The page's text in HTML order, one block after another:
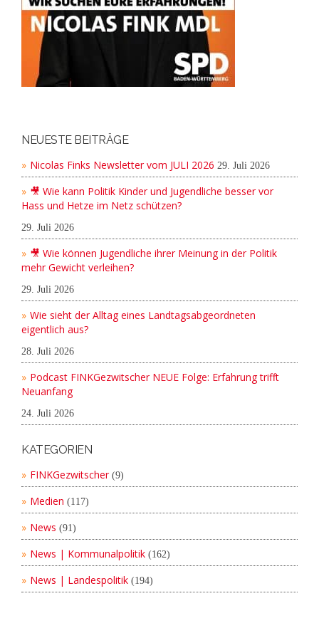
NEUESTE BEITRÄGE
Nicolas Finks Newsletter vom JULI 2026 29. Juli 2026
🎥 Wie kann Politik Kinder und Jugendliche besser vor
Hass und Hetze im Netz schützen?
29. Juli 2026
🎥 Wie können Jugendliche ihrer Meinung in der Politik
mehr Gewicht verleihen?
29. Juli 2026
Wie sieht der Alltag eines Landtagsabgeordneten
eigentlich aus?
28. Juli 2026
Podcast FINKGezwitscher NEUE Folge: Erfahrung trifft
Neuanfang
24. Juli 2026
KATEGORIEN
FINKGezwitscher(9)
Medien (117)
News (91)
News | Kommunalpolitik (162)
News | Landespolitik (194)